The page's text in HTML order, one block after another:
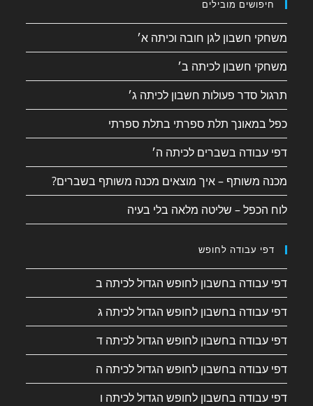
חיפושים מובילים
משחקי חשבון לגן חובה וכיתה א׳
משחקי חשבון לכיתה ב׳
תרגול סדר פעולות חשבון לכיתה ג׳
כפל במאונך תלת ספרתי בתלת ספרתי
דפי עבודה בשברים לכיתה ה׳
מכנה משותף – איך מוצאים מכנה משותף בשברים?
לוח הכפל – שליטה מלאה בלי בעיה
דפי עבודה לחופש
דפי עבודה בחשבון לחופש הגדול לכיתה ב
דפי עבודה בחשבון לחופש הגדול לכיתה ג
דפי עבודה בחשבון לחופש הגדול לכיתה ד
דפי עבודה בחשבון לחופש הגדול לכיתה ה
דפי עבודה בחשבון לחופש הגדול לכיתה ו